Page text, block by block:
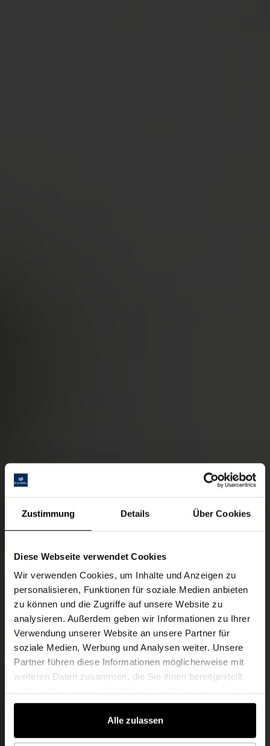
Zustimmung Details Über Cookies
Diese Webseite verwendet Cookies
Wir verwenden Cookies, um Inhalte und Anzeigen zu
personalisieren, Funktionen für soziale Medien anbieten
zu können und die Zugriffe auf unsere Website zu
analysieren. Außerdem geben wir Informationen zu Ihrer
Verwendung unserer Website an unsere Partner für
soziale Medien, Werbung und Analysen weiter. Unsere
Partner führen diese Informationen möglicherweise mit
weiteren Daten zusammen, die Sie ihnen bereitgestellt
gesammelt haben.
Alle zulassen